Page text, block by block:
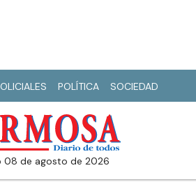
POLÍTICA SOCIEDAD
08 de agosto de 2026